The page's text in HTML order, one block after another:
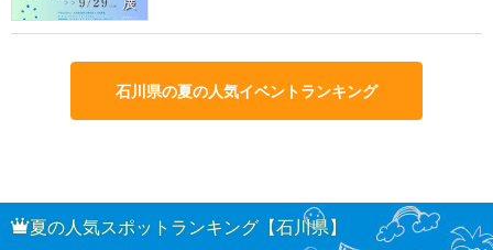
石川県の夏の人気イベントランキング
夏の人気スポットランキング【石川県】